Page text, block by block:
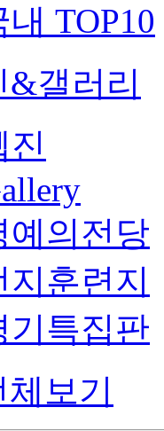
내 TOP10
&갤러리
진
예의전당
지훈련지
기특집판
보기